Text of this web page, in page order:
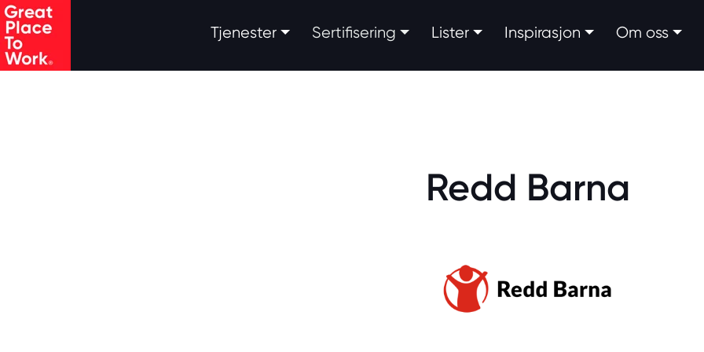
.
Skip to main content
Tjenester Sertifisering Lister Inspirasjon Om oss
Redd Barna